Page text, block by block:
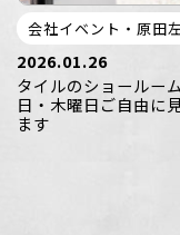
会社イベント・原田
2026.01.26
タイルのショールー
日・木曜日ご自由に
ます